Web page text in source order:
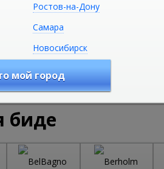
Климатическая
Смесители для биде
биде
Ростов-на-Дону
Самара
Новосибирск
мой город